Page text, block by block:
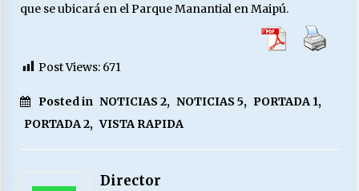
que se ubicará en el Parque Manantial en Maipú.
Post Views: 671
Posted in NOTICIAS 2, NOTICIAS 5, PORTADA 1,
PORTADA 2, VISTA RAPIDA
Director